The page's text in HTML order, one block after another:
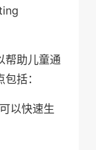
帮助儿童通
括：
以快速生